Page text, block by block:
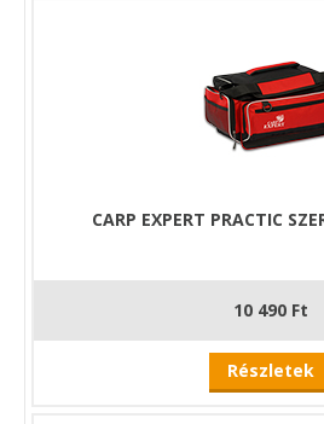
CARP EXPERT PRACTIC
10 490 Ft
Részletek